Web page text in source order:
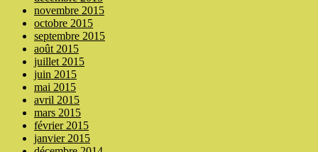
novembre 2015
octobre 2015
septembre 2015
août 2015
juillet 2015
juin 2015
mai 2015
avril 2015
mars 2015
février 2015
janvier 2015